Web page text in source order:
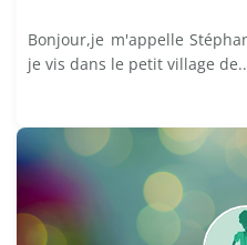
Bonjour,je m'appelle
je vis dans le petit village